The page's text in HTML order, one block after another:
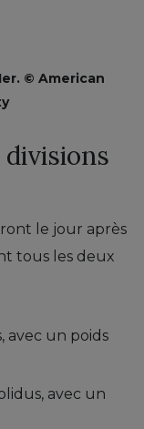
© American
le jour après
tous les deux
avec un poids
avec un